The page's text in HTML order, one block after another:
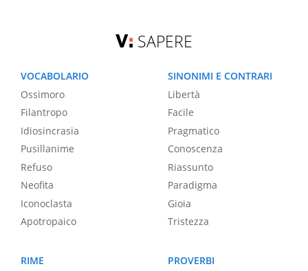
SAPERE
VOCABOLARIO
Ossimoro
Filantropo
Idiosincrasia
Pusillanime
Refuso
Neofita
Iconoclasta
Apotropaico
SINONIMI E CONTRARI
Libertà
Facile
Pragmatico
Conoscenza
Riassunto
Paradigma
Gioia
Tristezza
RIME
PROVERBI